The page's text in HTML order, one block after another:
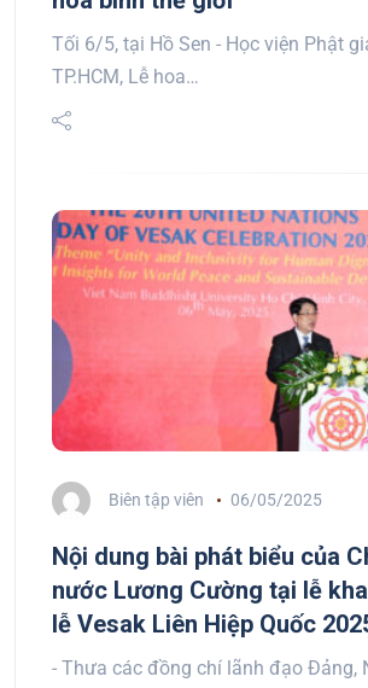
Tối 6/5, tại Hồ Sen - Học viện Phật
TP.HCM, Lễ hoa…
Biên tập viên 06/05/2025
Nội dung bài phát biểu của
nước Lương Cường tại lễ
lễ Vesak Liên Hiệp Quốc
- Thưa các đồng chí lãnh đạo Đảng,